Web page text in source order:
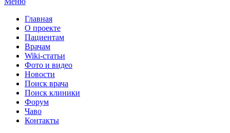
Главная
О проекте
Пациентам
Врачам
Wiki-статьи
Фото и видео
Новости
Поиск врача
Поиск клиники
Форум
Чаво
Контакты